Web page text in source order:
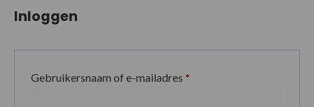
Inloggen
Gebruikersnaam of e-mailadres *